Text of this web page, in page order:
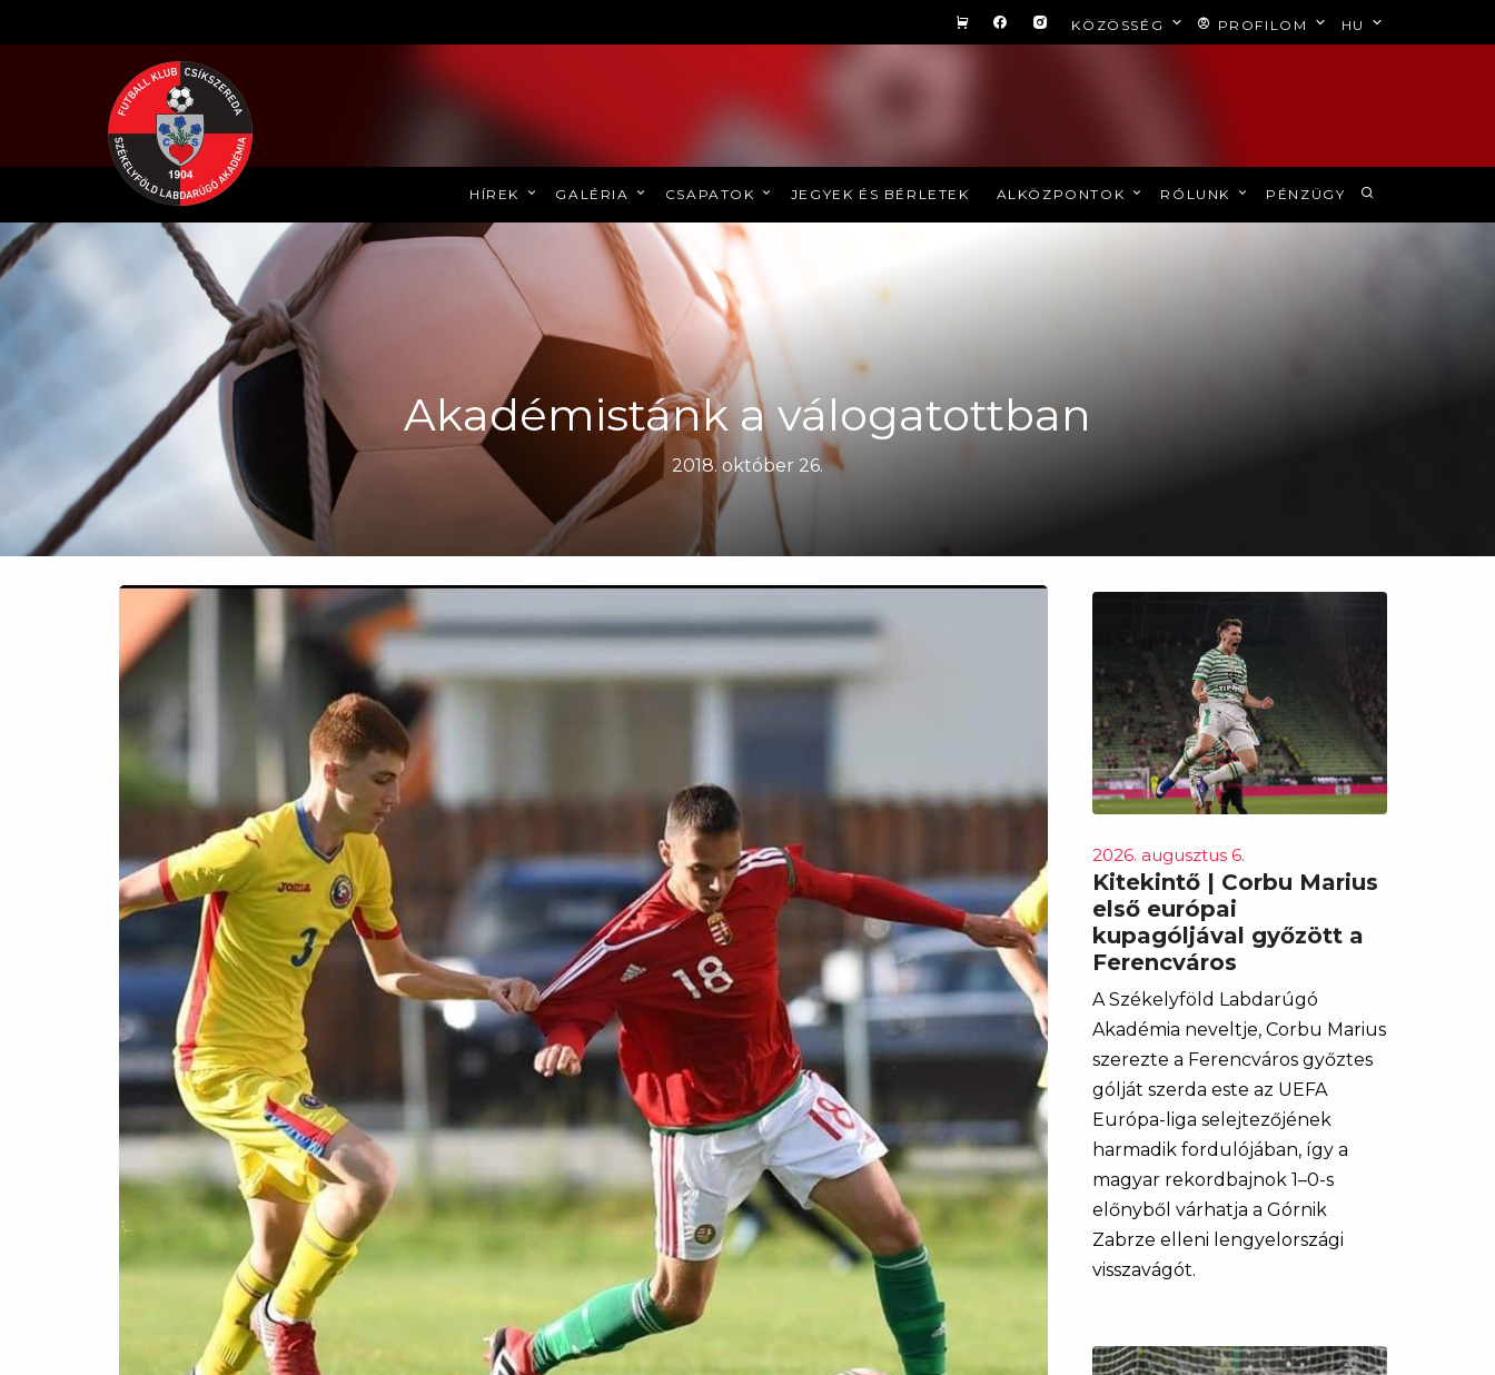
KÖZÖSSÉG PROFILOM HU
HÍREK GALÉRIA CSAPATOK JEGYEK ÉS BÉRLETEK ALKÖZPONTOK RÓLUNK PÉNZÜGY
Akadémistánk a válogatottban
2018. október 26.
2026. augusztus 6.
Kitekintő | Corbu Marius
első európai
kupagóljával győzött a
Ferencváros
A Székelyföld Labdarúgó
Akadémia neveltje, Corbu Marius
szerezte a Ferencváros győztes
gólját szerda este az UEFA
Európa-liga selejtezőjének
harmadik fordulójában, így a
magyar rekordbajnok 1–0-s
előnyből várhatja a Górnik
Zabrze elleni lengyelországi
visszavágót.